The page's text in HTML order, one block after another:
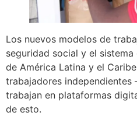
Los nuevos modelos de
seguridad social y el
de América Latina y el
trabajadores independientes
trabajan en plataformas
de esto.